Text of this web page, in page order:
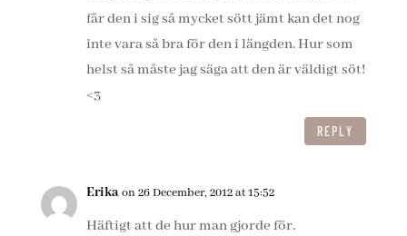
får den i sig så mycket sött jämt kan det nog
inte vara så bra för den i längden. Hur som
helst så måste jag säga att den är väldigt söt!
<3
REPLY
Erikaon 26 December, 2012 at 15:52
Häftigt att de hur man gjorde för.